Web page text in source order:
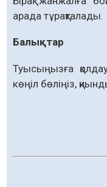
арада тұрақталады.
Балықтар
Туысыңызға
көңіл бөліңіз,